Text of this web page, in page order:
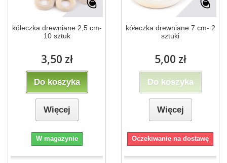
kółeczka drewniane 2,5 cm-
10 sztuk
3,50 zł
Do koszyka
Więcej
W magazynie
kółeczka drewniane 7 cm- 2
sztuki
5,00 zł
Do koszyka
Więcej
Oczekiwanie na dostawę